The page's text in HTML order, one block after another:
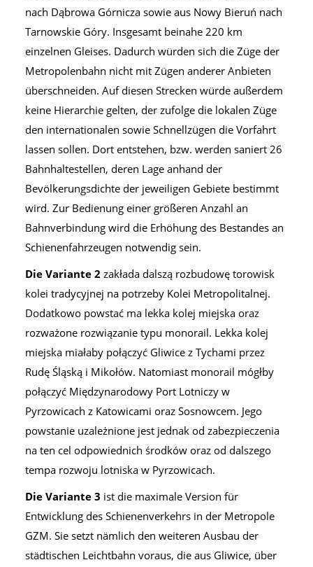
nach Dąbrowa Górnicza sowie aus Nowy Bieruń nach
Tarnowskie Góry. Insgesamt beinahe 220 km
einzelnen Gleises. Dadurch würden sich die Züge der
Metropolenbahn nicht mit Zügen anderer Anbieten
überschneiden. Auf diesen Strecken würde außerdem
keine Hierarchie gelten, der zufolge die lokalen Züge
den internationalen sowie Schnellzügen die Vorfahrt
lassen sollen. Dort entstehen, bzw. werden saniert 26
Bahnhaltestellen, deren Lage anhand der
Bevölkerungsdichte der jeweiligen Gebiete bestimmt
wird. Zur Bedienung einer größeren Anzahl an
Bahnverbindung wird die Erhöhung des Bestandes an
Schienenfahrzeugen notwendig sein.
Die Variante 2 zakłada dalszą rozbudowę torowisk
kolei tradycyjnej na potrzeby Kolei Metropolitalnej.
Dodatkowo powstać ma lekka kolej miejska oraz
rozważone rozwiązanie typu monorail. Lekka kolej
miejska miałaby połączyć Gliwice z Tychami przez
Rudę Śląską i Mikołów. Natomiast monorail mógłby
połączyć Międzynarodowy Port Lotniczy w
Pyrzowicach z Katowicami oraz Sosnowcem. Jego
powstanie uzależnione jest jednak od zabezpieczenia
na ten cel odpowiednich środków oraz od dalszego
tempa rozwoju lotniska w Pyrzowicach.
Die Variante 3 ist die maximale Version für
Entwicklung des Schienenverkehrs in der Metropole
GZM. Sie setzt nämlich den weiteren Ausbau der
städtischen Leichtbahn voraus, die aus Gliwice, über